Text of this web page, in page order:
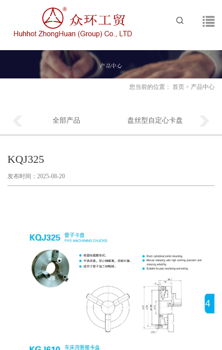
您当前的位置： 首页 > 产品中心
全部产品 盘丝型自定心卡盘
KQJ325
发布时间：2025-08-20